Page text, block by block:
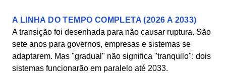
A LINHA DO TEMPO COMPLETA (2026 A 2033)
A transição foi desenhada para não causar ruptura. São
sete anos para governos, empresas e sistemas se
adaptarem. Mas "gradual" não significa "tranquilo": dois
sistemas funcionarão em paralelo até 2033.